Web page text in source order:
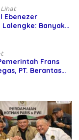
Lihat
Ebenezer
Lalengke: Banyak
Frans
PT. Berantas